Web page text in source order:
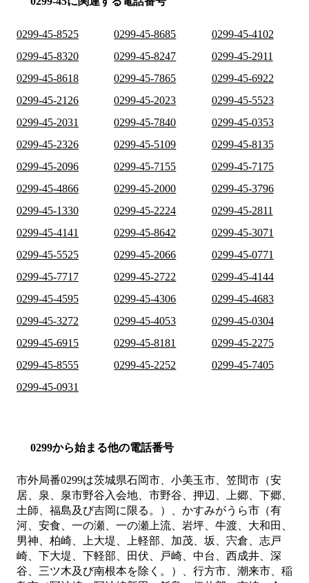
0299-45-8525 0299-45-8685
0299-45-4102
0299-45-8320
0299-45-8247
0299-45-2911
0299-45-8618
0299-45-7865
0299-45-6922
0299-45-2126
0299-45-2023
0299-45-5523
0299-45-2031
0299-45-7840
0299-45-0353
0299-45-2326
0299-45-5109
0299-45-8135
0299-45-2096
0299-45-7155
0299-45-7175
0299-45-4866
0299-45-2000
0299-45-3796
0299-45-1330
0299-45-2224
0299-45-2811
0299-45-4141
0299-45-8642
0299-45-3071
0299-45-5525
0299-45-2066
0299-45-0771
0299-45-7717
0299-45-2722
0299-45-4144
0299-45-4595
0299-45-4306
0299-45-4683
0299-45-3272
0299-45-4053
0299-45-0304
0299-45-6915
0299-45-8181
0299-45-2275
0299-45-8555
0299-45-2252
0299-45-7405
0299-45-0931
0299から始まる他の電話番号
市外局番0299は茨城県石岡市、小美玉市、笠間市（安
居、泉、泉市野谷入会地、市野谷、押辺、上郷、下郷、
土師、福島及び吉岡に限る。）、かすみがうら市（有
河、安食、一の瀬、一の瀬上流、岩坪、牛渡、大和田、
男神、柏崎、上大堤、上軽部、加茂、坂、宍倉、志戸
崎、下大堤、下軽部、田伏、戸崎、中台、西成井、深
谷、三ツ木及び南根本を除く。）、行方市、潮来市、稲